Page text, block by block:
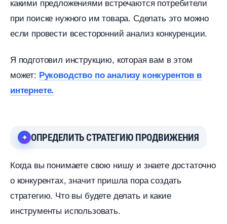
при поиске нужного им товара. Сделать это можно
если провести всесторонний анализ конкуренции.
Я подготовил инструкцию, которая вам в этом
может: Руководство по анализу конкуренто
интернете.
ОПРЕДЕЛИТЬ СТРАТЕГИЮ ПРОДВИЖЕНИЯ
Когда вы понимаете свою нишу и знаете достаточно
о конкурентах, значит пришла пора создать
стратегию. Что вы будете делать и какие
инструменты использовать.